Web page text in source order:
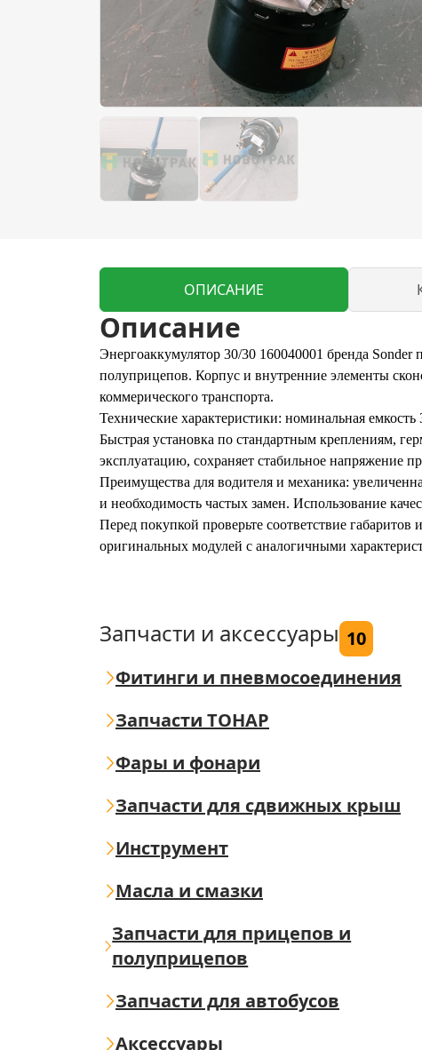
ОПИСАНИЕ
Описание
Энергоаккумулятор 30/30 160040001 бренда
полуприцепов. Корпус и внутренние элементы
коммерического транспорта.
Технические характеристики: номинальная
Быстрая установка по стандартным креплениям,
эксплуатацию, сохраняет стабильное напряжение
Преимущества для водителя и механика:
и необходимость частых замен. Использование
Перед покупкой проверьте соответствие
оригинальных модулей с аналогичными
Запчасти и аксессуары 10
Фитинги и пневмосоединения
Запчасти ТОНАР
Фары и фонари
Запчасти для сдвижных крыш
Инструмент
Масла и смазки
Запчасти для прицепов и
полуприцепов
Запчасти для автобусов
Аксессуары